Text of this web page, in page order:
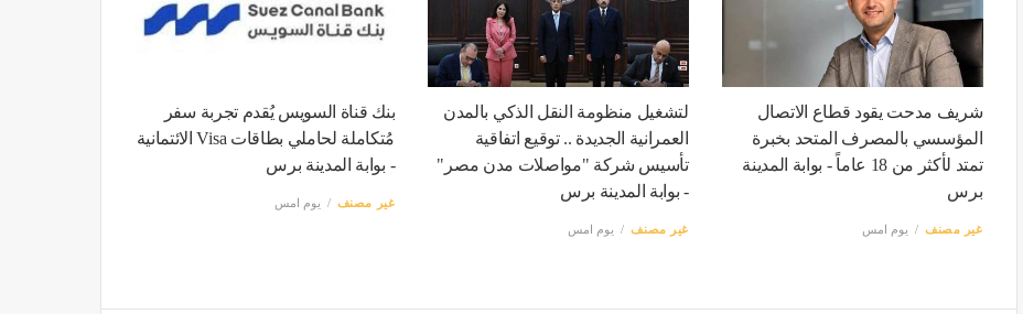
شريف مدحت يقود قطاع الاتصال
المؤسسي بالمصرف المتحد بخبرة
تمتد لأكثر من 18 عاماً - بوابة المدينة
برس
غير مصنف يوم امس
لتشغيل منظومة النقل الذكي بالمدن
العمرانية الجديدة .. توقيع اتفاقية
تأسيس شركة "مواصلات مدن مصر"
- بوابة المدينة برس
غير مصنف يوم امس
بنك قناة السويس يُقدم تجربة سفر
مُتكاملة لحاملي بطاقات Visa الائتمانية
- بوابة المدينة برس
غير مصنف يوم امس